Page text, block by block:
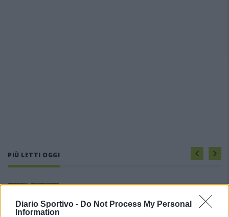
Diario Sportivo - Do Not Process My Personal
Information
PIÙ LETTI OGGI
L'Ossese si prepara all'esordio in D: Forzati,
Cabrera, Tesio, Limongelli, Bolzicco e tanti
giovani tra i…